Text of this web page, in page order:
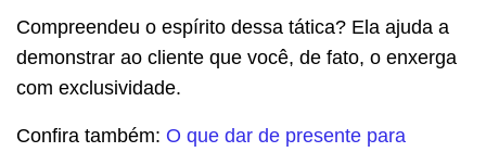
Compreendeu o espírito dessa tática? Ela ajuda a
demonstrar ao cliente que você, de fato, o enxerga
com exclusividade.
Confira também: O que dar de presente para